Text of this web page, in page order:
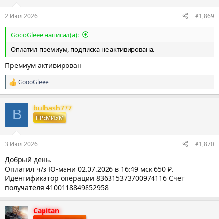
2 Июл 2026 #1,869
GoooGleee написал(а):
Оплатил премиум, подписка не активирована.
Премиум активирован
Р
е
GoooGleee
B bulbash777
ПРЕМИУМ
3 Июл 2026 #1,870
Добрый день.
Оплатил ч/з Ю-мани 02.07.2026 в 16:49 мск 650 ₽.
Идентификатор операции 836315373700974116 Счет
получателя 4100118849852958
Capitan